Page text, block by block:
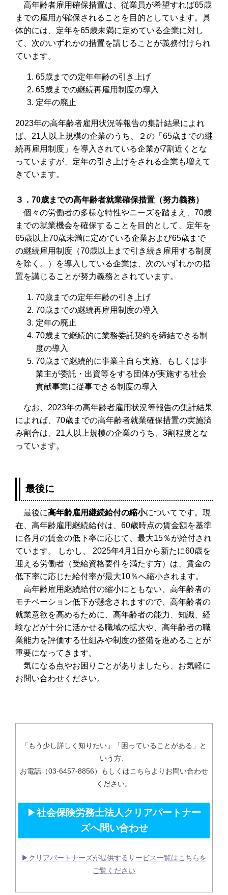
⾼年齢者雇⽤確保措置は、従業員が希望すれば65歳
までの雇⽤が確保されることを⽬的としています。具
体的には、定年を65歳未満に定めている企業に対し
て、次のいずれかの措置を講じることが義務付けられ
ています。
65歳までの定年年齢の引き上げ
65歳までの継続再雇用制度の導入
定年の廃止
2023年の⾼年齢者雇⽤状況等報告の集計結果によれ
ば、21⼈以上規模の企業のうち、２の「65歳までの継
続再雇用制度」を導入されている企業が7割近くとな
っていますが、定年の引き上げをされる企業も増えて
きています。
３．70歳までの⾼年齢者就業確保措置（努⼒義務）
個々の労働者の多様な特性やニーズを踏まえ、70歳
までの就業機会を確保することを⽬的として、定年を
65歳以上70歳未満に定めている企業および65歳まで
の継続雇⽤制度（70歳以上まで引き続き雇⽤する制度
を除く。）を導⼊している企業は、次のいずれかの措
置を講じることが努⼒義務とされています。
70歳までの定年年齢の引き上げ
70歳までの継続再雇用制度の導入
定年の廃止
70歳まで継続的に業務委託契約を締結できる制
度の導入
70歳まで継続的に事業主自ら実施、もしくは事
業主が委託・出資等をする団体が実施する社会
貢献事業に従事できる制度の導入
なお、2023年の⾼年齢者雇⽤状況等報告の集計結果
によれば、70歳までの⾼年齢者就業確保措置の実施済
み割合は、21⼈以上規模の企業のうち、3割程度とな
っています。
最後に
最後に高年齢雇用継続給付の縮小についてです。現
在、⾼年齢雇⽤継続給付は、60歳時点の賃⾦額を基準
に各⽉の賃⾦の低下率に応じて、最⼤15％が給付され
ています。 しかし、 2025年4⽉1⽇から新たに60歳を
迎える労働者（受給資格要件を満たす⽅）は、賃⾦の
低下率に応じた給付率が最⼤10％へ縮⼩されます。
⾼年齢雇⽤継続給付の縮⼩にともない、⾼年齢者の
モチベーション低下が懸念されますので、⾼年齢者の
就業意欲を⾼めるために、⾼年齢者の能⼒、知識、経
験などが⼗分に活かせる職域の拡⼤や、⾼年齢者の職
業能⼒を評価する仕組みや制度の整備を進めることが
重要になってきます。
気になる点やお困りごとがありましたら、お気軽に
お問い合わせ ください。
「もう少し詳しく知りたい」「困っていることがある」と
いう方、
お電話（03-6457-8856）もしくはこちらよりお問い合わせ
ください。
▶社会保険労務士法人クリアパートナー
ズへ問い合わせ
▶クリアパートナーズが提供するサービス一覧はこちらを
ご覧ください